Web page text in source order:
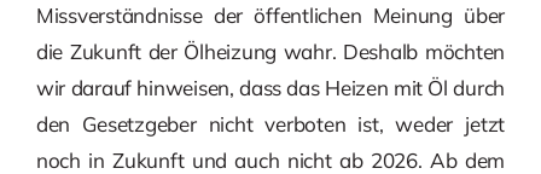
Missverständnisse der öffentlichen Meinung über
die Zukunft der Ölheizung wahr. Deshalb möchten
wir darauf hinweisen, dass das Heizen mit Öl durch
den Gesetzgeber nicht verboten ist, weder jetzt
noch in Zukunft und auch nicht ab 2026. Ab dem